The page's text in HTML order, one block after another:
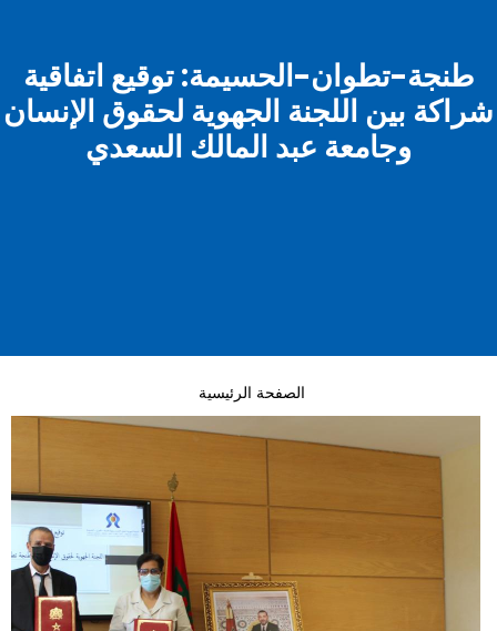
طنجة-تطوان-الحسيمة: توقيع اتفاقية
شراكة بين اللجنة الجهوية لحقوق الإنسان
وجامعة عبد المالك السعدي
الصفحة الرئيسية